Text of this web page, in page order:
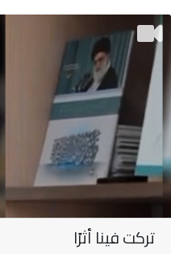
تركت فينا أثرًا